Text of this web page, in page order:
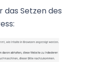
das Setzen des